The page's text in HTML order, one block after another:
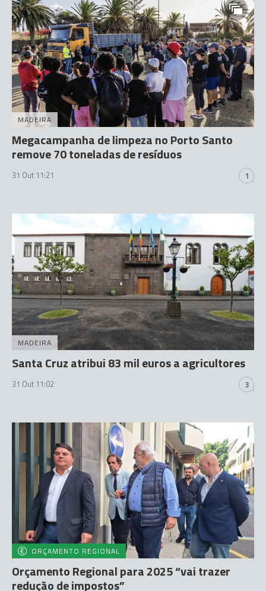
MADEIRA
Megacampanha de limpeza no Porto Santo
remove 70 toneladas de resíduos
31 Out 11:21 1
MADEIRA
Santa Cruz atribui 83 mil euros a agricultores
31 Out 11:02 3
ORÇAMENTO REGIONAL
Orçamento Regional para 2025 “vai trazer
redução de impostos”